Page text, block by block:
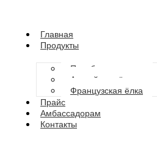
Главная
Продукты
Палубная укладка
Английская ёлка
Французская ёлка
Прайс
Амбассадорам
Контакты